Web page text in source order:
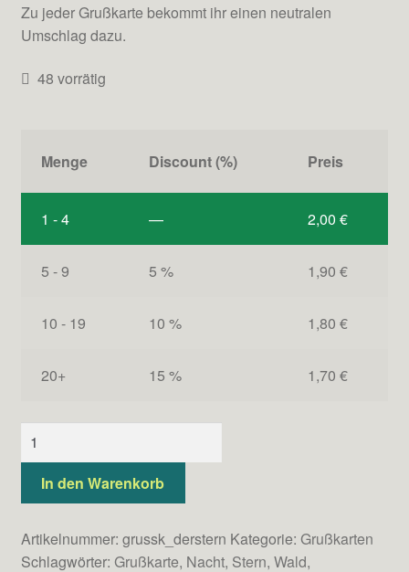
Zu jeder Grußkarte bekommt ihr einen neutralen
Umschlag dazu.
48 vorrätig
Menge Discount (%) Preis
1 - 4 — 2,00€
5 - 9 5 % 1,90€
10 - 19 10 % 1,80€
20+ 15 % 1,70€
Stern
(Grußkarte)
Menge
In den Warenkorb
Artikelnummer: grussk_derstern Kategorie: Grußkarten
Schlagwörter: Grußkarte, Nacht, Stern, Wald,